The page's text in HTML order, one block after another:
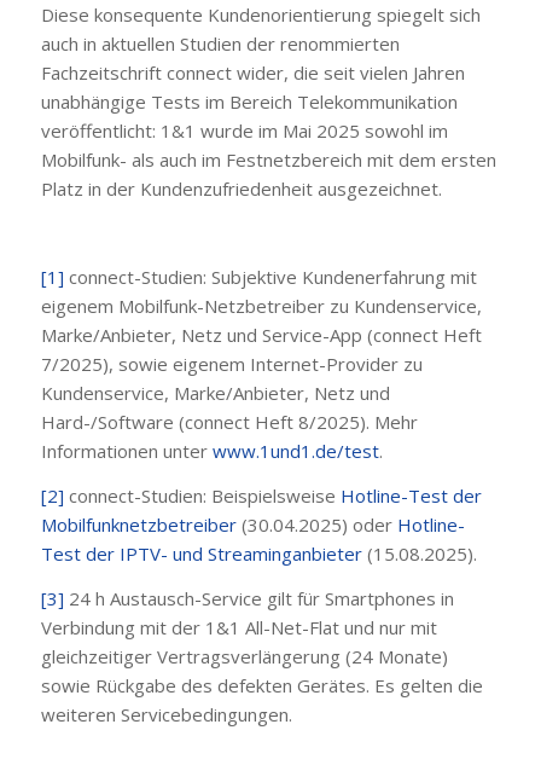
Diese konsequente Kundenorientierung spiegelt sich
auch in aktuellen Studien der renommierten
Fachzeitschrift connect wider, die seit vielen Jahren
unabhängige Tests im Bereich Telekommunikation
veröffentlicht: 1&1 wurde im Mai 2025 sowohl im
Mobilfunk- als auch im Festnetzbereich mit dem ersten
Platz in der Kundenzufriedenheit ausgezeichnet.
[1] connect-Studien: Subjektive Kundenerfahrung mit
eigenem Mobilfunk-Netzbetreiber zu Kundenservice,
Marke/Anbieter, Netz und Service-App (connect Heft
7/2025), sowie eigenem Internet-Provider zu
Kundenservice, Marke/Anbieter, Netz und
Hard-/Software (connect Heft 8/2025). Mehr
Informationen unter www.1und1.de/test.
[2] connect-Studien: Beispielsweise Hotline-Test der
Mobilfunknetzbetreiber(30.04.2025) oder Hotline-
Test der IPTV- und Streaminganbieter(15.08.2025).
[3] 24 h Austausch-Service gilt für Smartphones in
Verbindung mit der 1&1 All-Net-Flat und nur mit
gleichzeitiger Vertragsverlängerung (24 Monate)
sowie Rückgabe des defekten Gerätes. Es gelten die
weiteren Servicebedingungen.